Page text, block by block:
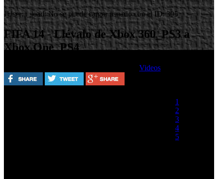
JUser: :_load: No se puede cargar usuario con el ID: 395
FIFA 14 - Llévalo de Xbox 360_PS3 a
Xbox One_PS4
Videos
1
2
3
4
5